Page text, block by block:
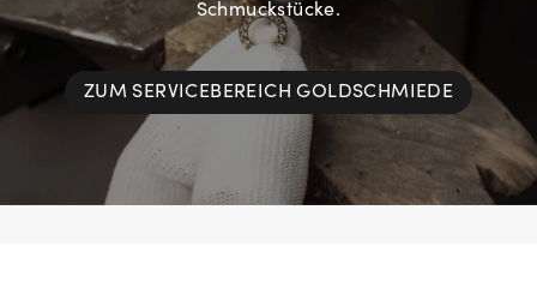
Schmuckstücke.
ZUM SERVICEBEREICH GOLDSCHMIEDE